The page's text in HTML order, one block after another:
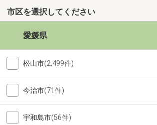
します。
市区を選択してください
愛媛県
松山市(2,499件)
今治市(71件)
宇和島市(56件)